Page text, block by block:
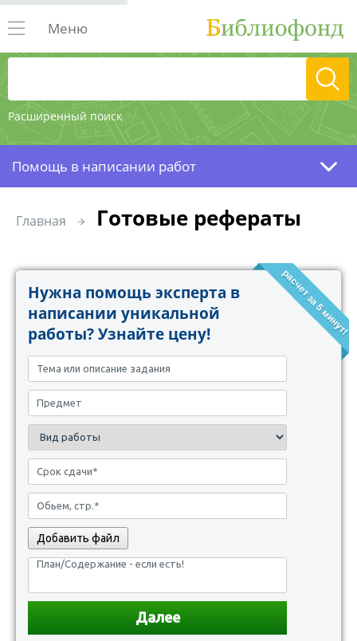
Расширенный поиск
Меню
Помощь в написании работ
Главная Готовые рефераты
расчет за 5 минут!
Нужна помощь эксперта в
написании уникальной
работы? Узнайте цену!
Добавить файл